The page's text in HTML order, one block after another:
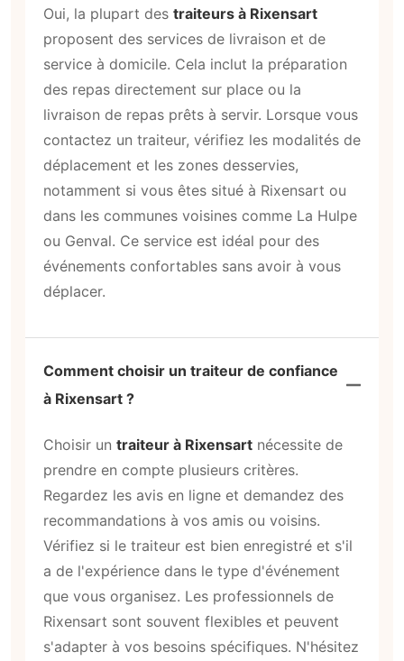
Oui, la plupart des traiteurs à Rixensart
proposent des services de livraison et de
service à domicile. Cela inclut la préparation
des repas directement sur place ou la
livraison de repas prêts à servir. Lorsque vous
contactez un traiteur, vérifiez les modalités de
déplacement et les zones desservies,
notamment si vous êtes situé à Rixensart ou
dans les communes voisines comme La Hulpe
ou Genval. Ce service est idéal pour des
événements confortables sans avoir à vous
déplacer.
Comment choisir un traiteur de confiance
à Rixensart ?
Choisir un traiteur à Rixensart nécessite de
prendre en compte plusieurs critères.
Regardez les avis en ligne et demandez des
recommandations à vos amis ou voisins.
Vérifiez si le traiteur est bien enregistré et s'il
a de l'expérience dans le type d'événement
que vous organisez. Les professionnels de
Rixensart sont souvent flexibles et peuvent
s'adapter à vos besoins spécifiques. N'hésitez